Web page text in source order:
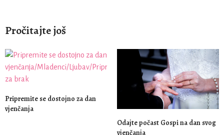
Pročitajte još
Pripremite se dostojno za dan
vjenčanja
Odajte počast Gospi na dan svog
vjenčanja